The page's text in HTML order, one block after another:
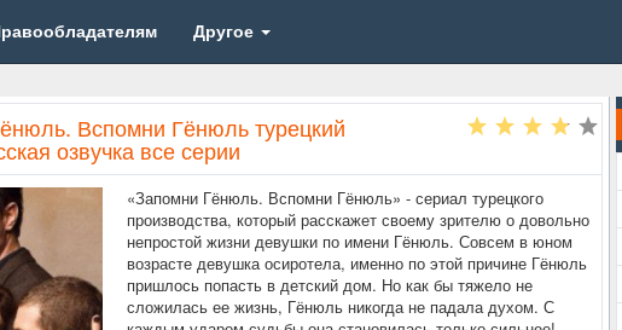
Другое
Вспомни Гёнюль турецкий
озвучка все серии
«Запомни Гёнюль. Вспомни Гёнюль» - сериал турецкого
производства, который расскажет своему зрителю о довольно
непростой жизни девушки по имени Гёнюль. Совсем в юном
возрасте девушка осиротела, именно по этой причине Гёнюль
пришлось попасть в детский дом. Но как бы тяжело не
сложилась ее жизнь, Гёнюль никогда не падала духом. С